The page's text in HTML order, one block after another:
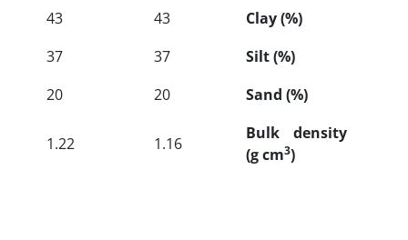
43
43
Clay (%)
37
37
Silt (%)
20
20 Sand (%)
1.22 1.16
Bulk density
(g cm3)